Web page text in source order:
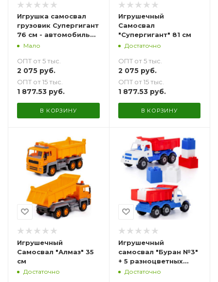
Игрушка самосвал
грузовик Супергигант
76 см - автомобиль
дорожный (бело-
Мало
ОПТ от 5 тыс.
2 075 руб.
ОПТ от 15 тыс.
1 877.53 руб.
В КОРЗИНУ
Игрушечный
Самосвал
"Супергигант" 81 см
Достаточно
ОПТ от 5 тыс.
2 075руб.
ОПТ от 15 тыс.
1 877.53руб.
В КОРЗИНУ
Игрушечный
Самосвал "Алмаз" 35
см
Достаточно
Игрушечный
самосвал "Буран №3"
+ 5 разноцветных
кубиков XXL
Достаточно